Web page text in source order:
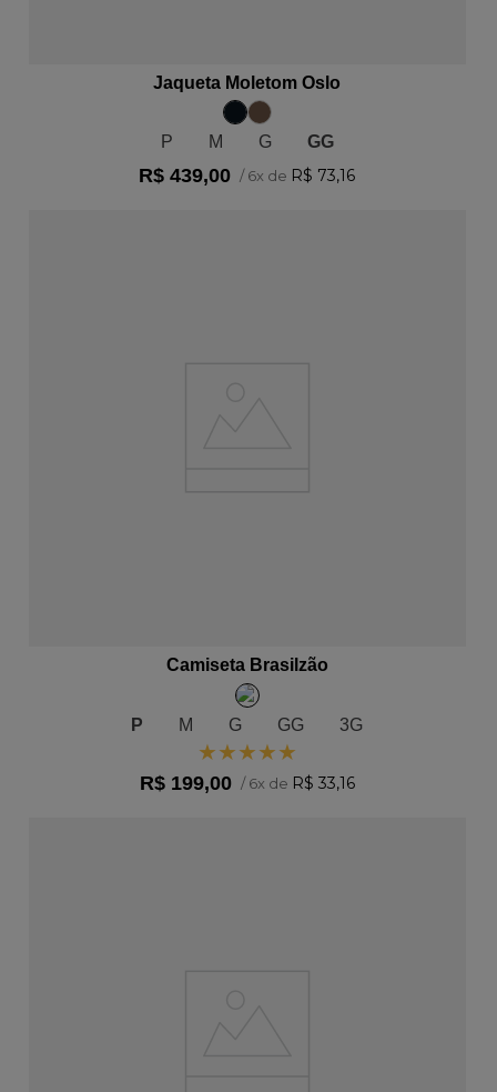
Jaqueta Moletom Oslo
P M G GG
R$ 439,00 /6x de R$ 73,16
Camiseta Brasilzão
P M G GG 3G
★★★★★
R$ 199,00 /6x de R$ 33,16